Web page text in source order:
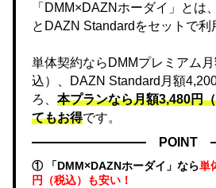
「DMM×DAZNホーダイ」とは
とDAZN Standardをセットで利
単体契約ならDMMプレミアム
込）、DAZN Standard月額
ろ、 本プランなら月額3,480円
てもお得です。
POINT
① 「DMM×DAZNホーダイ」なら単
円（税込）も安い！